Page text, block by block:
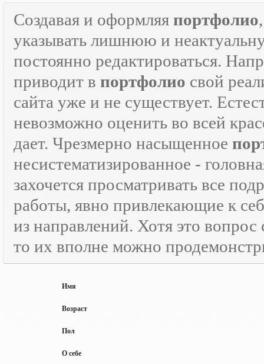
Создавая и оформляя портфолио
указывать лишнюю и
постоянно редактироваться.
приводит в портфолио свой
сайта уже и не существует.
невозможно оценить во всей
дает. Чрезмерно насыщенное
несистематизированное -
захочется просматривать все
работы, явно привлекающие к
из направлений. Хотя это
то их вполне можно
Имя
Возраст
Пол
О себе